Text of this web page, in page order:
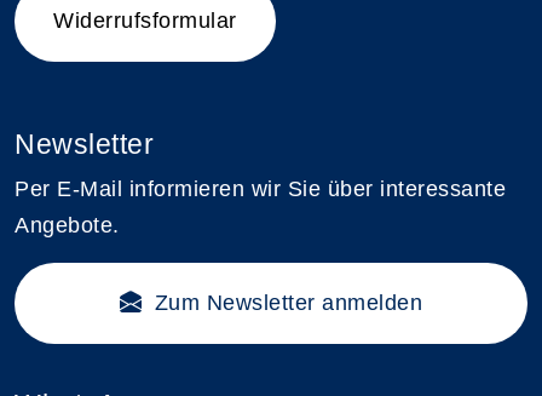
Widerrufsformular
Newsletter
Per E-Mail informieren wir Sie über interessante
Angebote.
Zum Newsletter anmelden